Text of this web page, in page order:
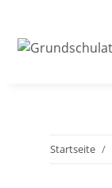
Startseite